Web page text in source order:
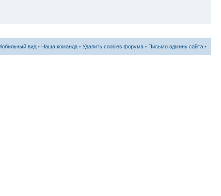
вид • Наша команда • Удалить cookies форума • Письмо админу сайта •